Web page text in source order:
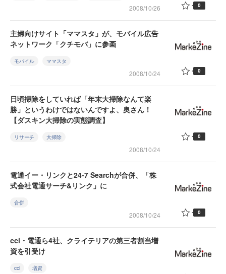
2008/10/26 0
主婦向けサイト「ママスタ」が、モバイル広告
ネットワーク「クチモバ」に参画
モバイル ママスタ
2008/10/24 0
日頃掃除をしていれば「年末大掃除なんて楽
勝」というわけではないんですよ、奥さん！
【ダスキン大掃除の実態調査】
リサーチ 大掃除
2008/10/24
0
電通イー・リンクと24-7 Searchが合併、「株
式会社電通サーチ&リンク」に
合併
2008/10/24 0
cci・電通ら4社、クライテリアの第三者割当増
資を引受け
cci 増資